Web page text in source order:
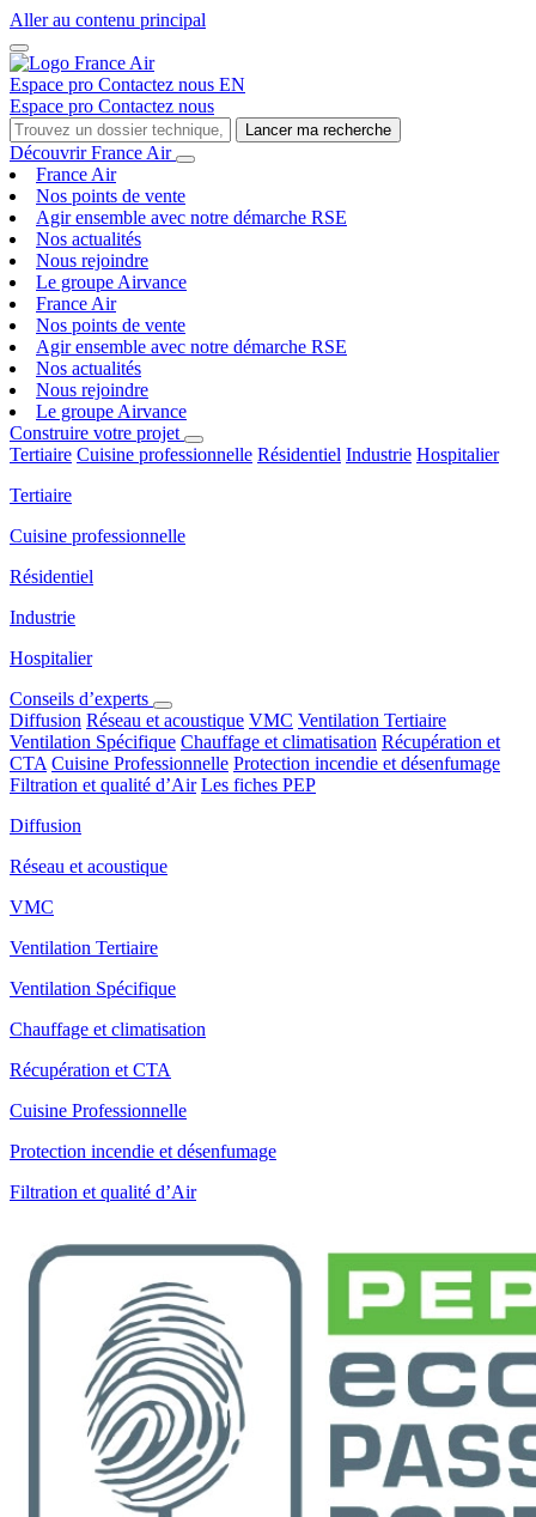
Aller au contenu principal
Espace pro Contactez nous EN
Espace pro Contactez nous
Lancer ma recherche
Découvrir France Air
France Air
Nos points de vente
Agir ensemble avec notre démarche RSE
Nos actualités
Nous rejoindre
Le groupe Airvance
France Air
Nos points de vente
Agir ensemble avec notre démarche RSE
Nos actualités
Nous rejoindre
Le groupe Airvance
Construire votre projet
Tertiaire Cuisine professionnelle Résidentiel Industrie Hospitalier
Tertiaire
Cuisine professionnelle
Résidentiel
Industrie
Hospitalier
Conseils d’experts
Diffusion Réseau et acoustique VMC Ventilation Tertiaire
Ventilation Spécifique Chauffage et climatisation Récupération et
CTA Cuisine Professionnelle Protection incendie et désenfumage
Filtration et qualité d’Air Les fiches PEP
Diffusion
Réseau et acoustique
VMC
Ventilation Tertiaire
Ventilation Spécifique
Chauffage et climatisation
Récupération et CTA
Cuisine Professionnelle
Protection incendie et désenfumage
Filtration et qualité d’Air